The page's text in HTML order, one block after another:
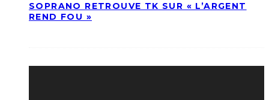
SOPRANO RETROUVE TK SUR « L’ARGENT
REND FOU »